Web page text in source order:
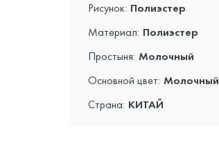
Рисунок: Полиэстер
Материал: Полиэстер
Простыня: Молочный
Основной цвет: Молочный
Страна: КИТАЙ